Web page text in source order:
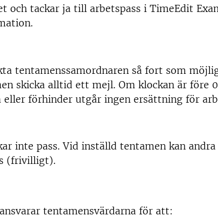
och tackar ja till arbetspass i TimeEdit
tentamenssamordnaren så fort som
skicka alltid ett mejl. Om klockan är före
eller förhinder utgår ingen ersättning för
inte pass. Vid inställd tentamen kan
(frivilligt).
tentamensvärdarna för att: